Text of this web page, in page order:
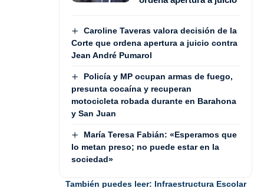
Caroline Taveras valora decisión de la
Corte que ordena apertura a juicio contra
Jean André Pumarol
Policía y MP ocupan armas de fuego,
presunta cocaína y recuperan
motocicleta robada durante en Barahona
y San Juan
María Teresa Fabián: «Esperamos que
lo metan preso; no puede estar en la
sociedad»
También puedes leer: Infraestructura Escolar